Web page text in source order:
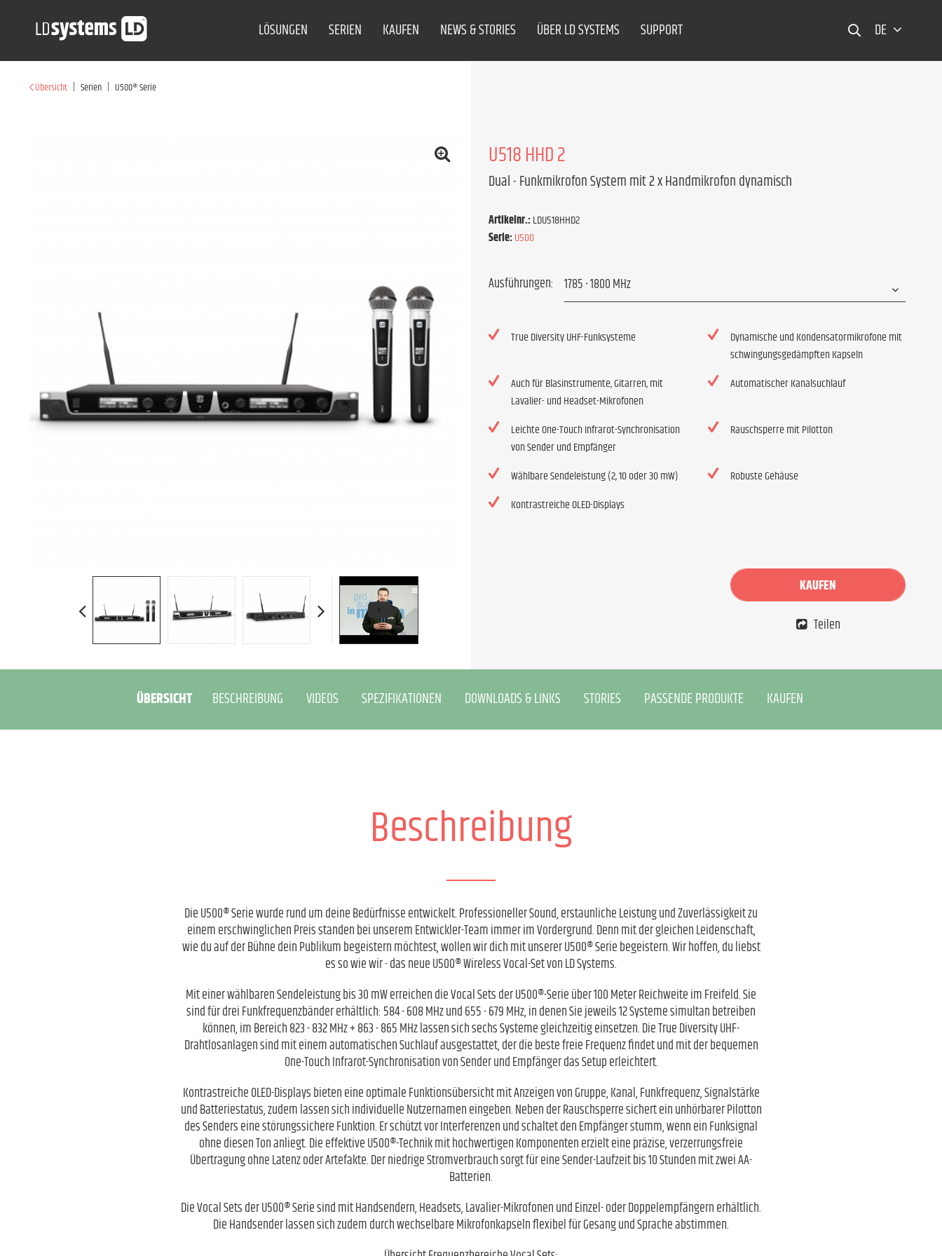
LÖSUNGEN SERIEN KAUFEN NEWS & STORIES ÜBER LD SYSTEMS SUPPORT DE
Übersicht | Serien | U500® Serie
U518 HHD 2
Dual - Funkmikrofon System mit 2 x Handmikrofon dynamisch
Artikelnr.:LDU518HHD2
Serie:U500
Ausführungen:
True Diversity UHF-Funksysteme
Dynamische und Kondensatormikrofone mit
schwingungsgedämpften Kapseln
Auch für Blasinstrumente, Gitarren, mit
Lavalier- und Headset-Mikrofonen
Automatischer Kanalsuchlauf
Leichte One-Touch Infrarot-Synchronisation
von Sender und Empfänger
Rauschsperre mit Pilotton
Wählbare Sendeleistung (2, 10 oder 30 mW)
Robuste Gehäuse
Kontrastreiche OLED-Displays
KAUFEN
Teilen
ÜBERSICHT BESCHREIBUNG VIDEOS SPEZIFIKATIONEN DOWNLOADS & LINKS STORIES PASSENDE PRODUKTE KAUFEN
Beschreibung
Die U500® Serie wurde rund um deine Bedürfnisse entwickelt. Professioneller Sound, erstaunliche Leistung und Zuverlässigkeit zu
einem erschwinglichen Preis standen bei unserem Entwickler-Team immer im Vordergrund. Denn mit der gleichen Leidenschaft,
wie du auf der Bühne dein Publikum begeistern möchtest, wollen wir dich mit unserer U500® Serie begeistern. Wir hoffen, du liebst
es so wie wir - das neue U500® Wireless Vocal-Set von LD Systems.
Mit einer wählbaren Sendeleistung bis 30 mW erreichen die Vocal Sets der U500®-Serie über 100 Meter Reichweite im Freifeld. Sie
sind für drei Funkfrequenzbänder erhältlich: 584 - 608 MHz und 655 - 679 MHz, in denen Sie jeweils 12 Systeme simultan betreiben
können, im Bereich 823 - 832 MHz + 863 - 865 MHz lassen sich sechs Systeme gleichzeitig einsetzen. Die True Diversity UHF-
Drahtlosanlagen sind mit einem automatischen Suchlauf ausgestattet, der die beste freie Frequenz findet und mit der bequemen
One-Touch Infrarot-Synchronisation von Sender und Empfänger das Setup erleichtert.
Kontrastreiche OLED-Displays bieten eine optimale Funktionsübersicht mit Anzeigen von Gruppe, Kanal, Funkfrequenz, Signalstärke
und Batteriestatus, zudem lassen sich individuelle Nutzernamen eingeben. Neben der Rauschsperre sichert ein unhörbarer Pilotton
des Senders eine störungssichere Funktion. Er schützt vor Interferenzen und schaltet den Empfänger stumm, wenn ein Funksignal
ohne diesen Ton anliegt. Die effektive U500®-Technik mit hochwertigen Komponenten erzielt eine präzise, verzerrungsfreie
Übertragung ohne Latenz oder Artefakte. Der niedrige Stromverbrauch sorgt für eine Sender-Laufzeit bis 10 Stunden mit zwei AA-
Batterien.
Die Vocal Sets der U500® Serie sind mit Handsendern, Headsets, Lavalier-Mikrofonen und Einzel- oder Doppelempfängern erhältlich.
Die Handsender lassen sich zudem durch wechselbare Mikrofonkapseln flexibel für Gesang und Sprache abstimmen.